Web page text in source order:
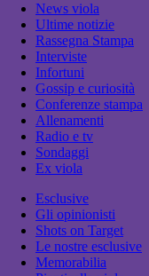
News viola
Ultime notizie
Rassegna Stampa
Interviste
Infortuni
Gossip e curiosità
Conferenze stampa
Allenamenti
Radio e tv
Sondaggi
Ex viola
Esclusive
Gli opinionisti
Shots on Target
Le nostre esclusive
Memorabilia